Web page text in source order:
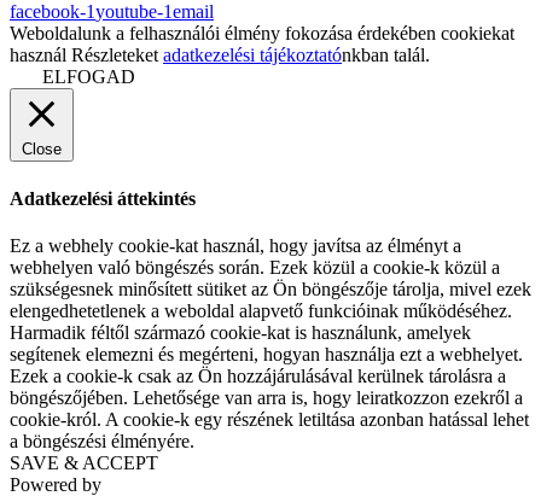
facebook-1youtube-1email
Weboldalunk a felhasználói élmény fokozása érdekében cookiekat
használ Részleteket adatkezelési tájékoztatónkban talál.
ELFOGAD
Close
Adatkezelési áttekintés
Ez a webhely cookie-kat használ, hogy javítsa az élményt a
webhelyen való böngészés során. Ezek közül a cookie-k közül a
szükségesnek minősített sütiket az Ön böngészője tárolja, mivel ezek
elengedhetetlenek a weboldal alapvető funkcióinak működéséhez.
Harmadik féltől származó cookie-kat is használunk, amelyek
segítenek elemezni és megérteni, hogyan használja ezt a webhelyet.
Ezek a cookie-k csak az Ön hozzájárulásával kerülnek tárolásra a
böngészőjében. Lehetősége van arra is, hogy leiratkozzon ezekről a
cookie-król. A cookie-k egy részének letiltása azonban hatással lehet
a böngészési élményére.
SAVE & ACCEPT
Powered by